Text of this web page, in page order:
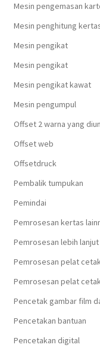
Mesin pengemasan
Mesin penghitung
Mesin pengikat
Mesin pengikat
Mesin pengikat kawat
Mesin pengumpul
Offset 2 warna yang
Offset web
Offsetdruck
Pembalik tumpukan
Pemindai
Pemrosesan kertas
Pemrosesan lebih lanjut
Pemrosesan pelat
Pemrosesan pelat
Pencetak gambar film
Pencetakan bantuan
Pencetakan digital